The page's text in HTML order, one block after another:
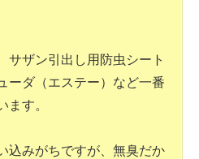
サザン引出し用防虫シート
ーダ（エステー）など一番
す。
込みがちですが、無臭だか